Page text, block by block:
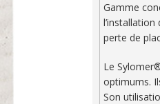
Gamme
perte de
Le
optimums.
Son